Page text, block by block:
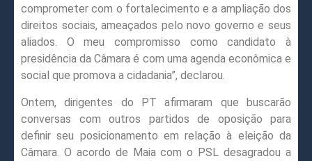
comprometer com o fortalecimento e a ampliação dos
direitos sociais, ameaçados pelo novo governo e seus
aliados. O meu compromisso como candidato à
presidência da Câmara é com uma agenda econômica e
social que promova a cidadania”, declarou.
Ontem, dirigentes do PT afirmaram que buscarão
conversas com outros partidos de oposição para
definir seu posicionamento em relação à eleição da
Câmara. O acordo de Maia com o PSL desagradou a